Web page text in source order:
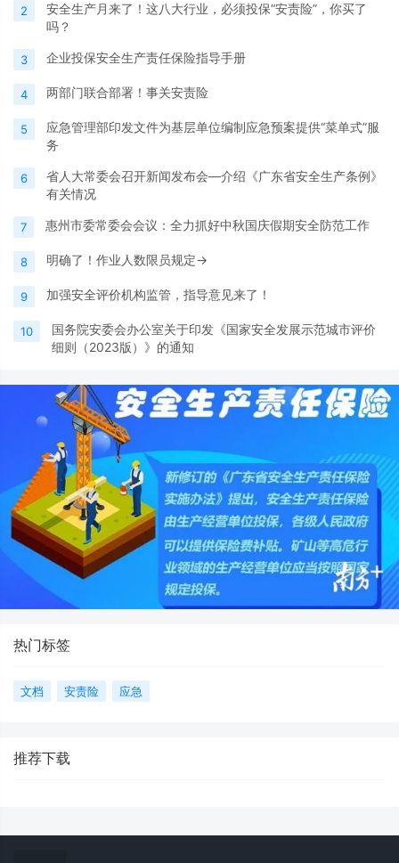
2
安全生产月来了！这八大行业，必须投保“安责险”，你买了
吗？
3 企业投保安全生产责任保险指导手册
4 两部门联合部署！事关安责险
5
应急管理部印发文件为基层单位编制应急预案提供“菜单式”服
务
6
省人大常委会召开新闻发布会—介绍《广东省安全生产条例》
有关情况
7 惠州市委常委会会议：全力抓好中秋国庆假期安全防范工作
8 明确了！作业人数限员规定→
9 加强安全评价机构监管，指导意见来了！
10
国务院安委会办公室关于印发《国家安全发展示范城市评价
细则（2023版）》的通知
热门标签
文档 安责险 应急
推荐下载